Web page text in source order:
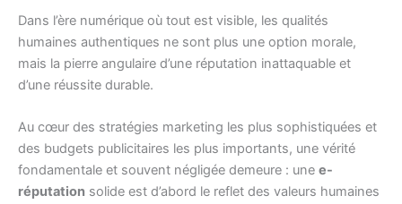
Dans l’ère numérique où tout est visible, les qualités
humaines authentiques ne sont plus une option morale,
mais la pierre angulaire d’une réputation inattaquable et
d’une réussite durable.
Au cœur des stratégies marketing les plus sophistiquées et
des budgets publicitaires les plus importants, une vérité
fondamentale et souvent négligée demeure : une e-
réputation solide est d’abord le reflet des valeurs humaines